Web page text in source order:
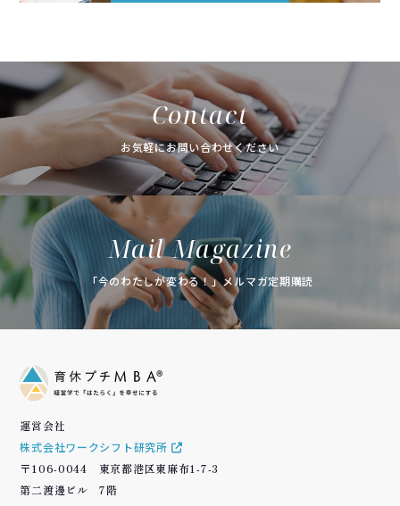
Contact
お気軽にお問い合わせください
Mail Magazine
「今のわたしが変わる！」メルマガ定期購読
運営会社
株式会社ワークシフト研究所
〒106-0044 東京都港区東麻布1-7-3
第二渡邊ビル 7階